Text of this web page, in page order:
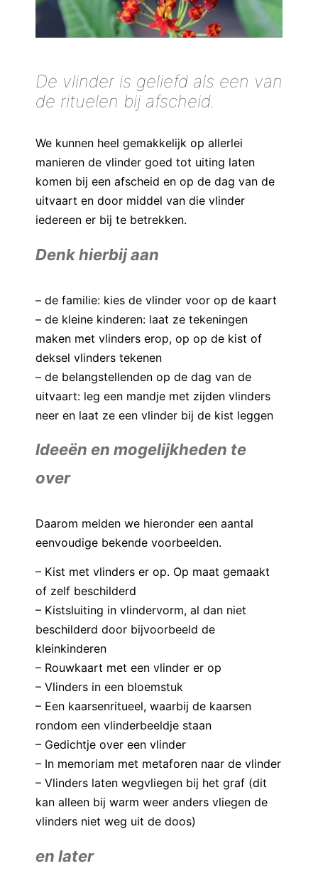
De vlinder is geliefd als een van
de rituelen bij afscheid.
We kunnen heel gemakkelijk op allerlei
manieren de vlinder goed tot uiting laten
komen bij een afscheid en op de dag van de
uitvaart en door middel van die vlinder
iedereen er bij te betrekken.
Denk hierbij aan
– de familie: kies de vlinder voor op de kaart
– de kleine kinderen: laat ze tekeningen
maken met vlinders erop, op op de kist of
deksel vlinders tekenen
– de belangstellenden op de dag van de
uitvaart: leg een mandje met zijden vlinders
neer en laat ze een vlinder bij de kist leggen
Ideeën en mogelijkheden te
over
Daarom melden we hieronder een aantal
eenvoudige bekende voorbeelden.
– Kist met vlinders er op. Op maat gemaakt
of zelf beschilderd
– Kistsluiting in vlindervorm, al dan niet
beschilderd door bijvoorbeeld de
kleinkinderen
– Rouwkaart met een vlinder er op
– Vlinders in een bloemstuk
– Een kaarsenritueel, waarbij de kaarsen
rondom een vlinderbeeldje staan
– Gedichtje over een vlinder
– In memoriam met metaforen naar de vlinder
– Vlinders laten wegvliegen bij het graf (dit
kan alleen bij warm weer anders vliegen de
vlinders niet weg uit de doos)
en later
worden
over
op
gebruikt
website-